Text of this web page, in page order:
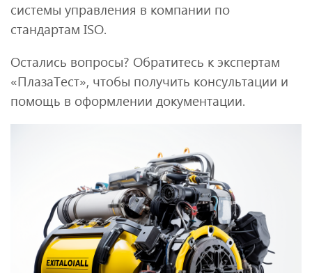
системы управления в компании по
стандартам ISO.
Остались вопросы? Обратитесь к экспертам
«ПлазаТест», чтобы получить консультации и
помощь в оформлении документации.